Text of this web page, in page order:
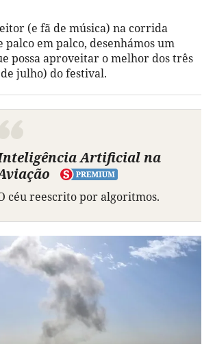
(e fã de música) na corrida
palco em palco, desenhámos um
possa aproveitar o melhor dos três
de julho) do festival.
Artificial na
céu reescrito por algoritmos.